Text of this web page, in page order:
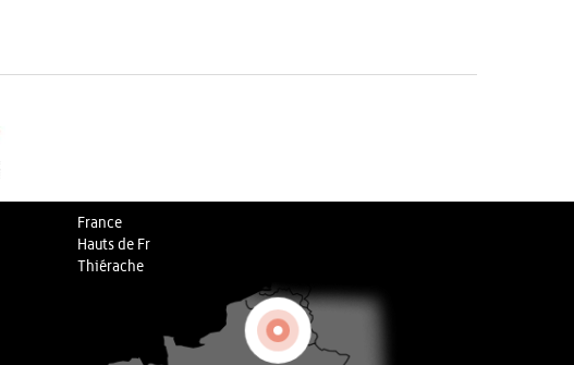
France
Hauts de Fr
Thiérache